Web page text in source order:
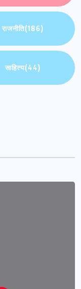
राजनीति(186)
साहित्य(44)